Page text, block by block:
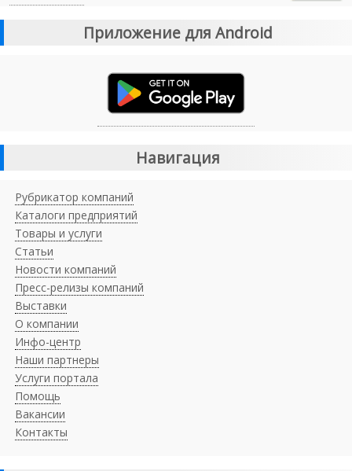
Приложение для Android
Навигация
Рубрикатор компаний
Каталоги предприятий
Товары и услуги
Статьи
Новости компаний
Пресс-релизы компаний
Выставки
О компании
Инфо-центр
Наши партнеры
Услуги портала
Помощь
Вакансии
Контакты